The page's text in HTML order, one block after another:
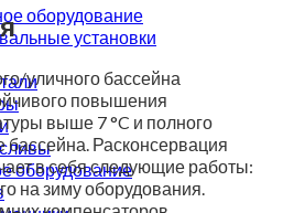
оборудование
установки
оборудование
уличного бассейна
повышения
выше 7 °C и полного
бассейна. Расконсервация
в себя следующие работы:
на зиму оборудования.